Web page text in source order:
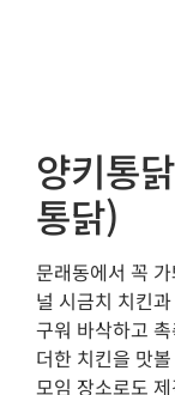
양키통
통닭)
문래동에서 꼭
널 시금치 치킨
구워 바삭하고
더한 치킨을 맛
모임 장소로도